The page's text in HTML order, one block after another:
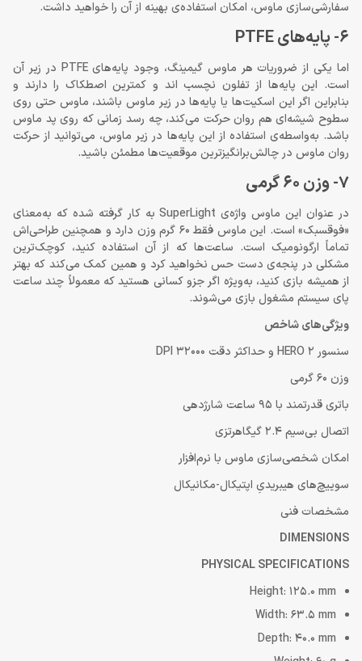
سفارشی‌سازی ماوس، امکان استفاده‌ی بهینه از آن را خواهید داشت.
6- پایه‌های PTFE
اما یکی از ضروریات هر ماوس گیمینگ، وجود پایه‌های PTFE در زیر آن
است. این پایه‌ها از تفلون نچسب اند و کمترین اصطکاک را دارند و
بنابراین اگر این اسکیت‌ها یا پایه‌ها در زیر ماوس باشند، ماوس حتی روی
سطوح شیشه‌ای هم روان حرکت می‌کند، چه رسد زمانی که روی پد ماوس
باشد. به‌واسطه‌ی استفاده از این پایه‌ها در زیر ماوس، می‌توانید از حرکت
روان ماوس در چالش‌برانگیزترین موقعیت‌ها مطمئن باشید.
7- وزن 60 گرمی
در عنوان این ماوس واژه‌ی SuperLight به کار گرفته شده که به‌معنای
«فوق‎سبک» است. این ماوس فقط 60 گرم وزن دارد و همچنین طراحی‌اش
تماماً ارگونومیک است. ساعت‌ها که از آن استفاده کنید، کوچک‌ترین
مشکلی در پنجه‌ی دست حس نخواهید کرد و همین کمک می‌کند که بهتر
از همیشه بازی کنید، به‌ویژه اگر جزو کسانی هستید که معمولاً چند ساعت
پای سیستم مشغول بازی می‌شوند.
ویژگی‌های شاخص
سنسور HERO 2 و حداکثر دقت 32000 DPI
وزن 60 گرمی
باتری قدرتمند با 95 ساعت شارژدهی
اتصال بی‌سیم 2.4 گیگاهرتزی
امکان شخصی‌سازی ماوس با نرم‌افزار
سوییچ‌های هیبریدیِ اپتیکال-مکانیکال
مشخصات فنی
DIMENSIONS
PHYSICAL SPECIFICATIONS
Height: 125.0 mm
Width: 63.5 mm
Depth: 40.0 mm